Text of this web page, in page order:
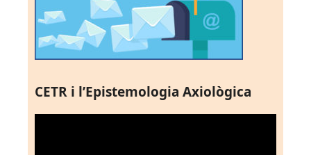
CETR i l’Epistemologia Axiològica